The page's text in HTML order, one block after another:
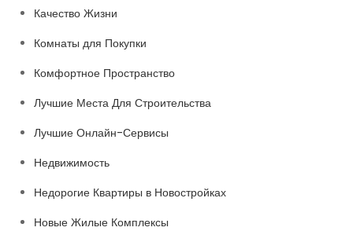
Качество Жизни
Комнаты для Покупки
Комфортное Пространство
Лучшие Места Для Строительства
Лучшие Онлайн-Сервисы
Недвижимость
Недорогие Квартиры в Новостройках
Новые Жилые Комплексы